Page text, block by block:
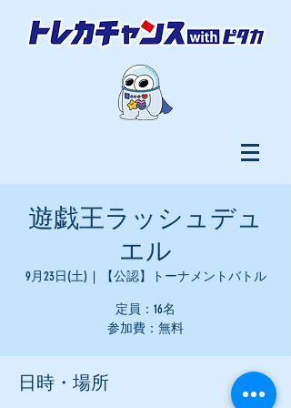
遊戯王ラッシュデュ
エル
9月23日(土)
  |
【公認】トーナメントバトル
定員：16名
参加費：無料
日時・場所